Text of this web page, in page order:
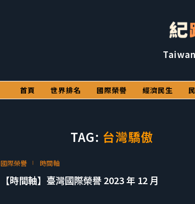
首頁 世界排名 國際榮譽 經濟民生
TAG: 台灣驕傲
國際榮譽 時間軸
【時間軸】臺灣國際榮譽 2023 年 12 月